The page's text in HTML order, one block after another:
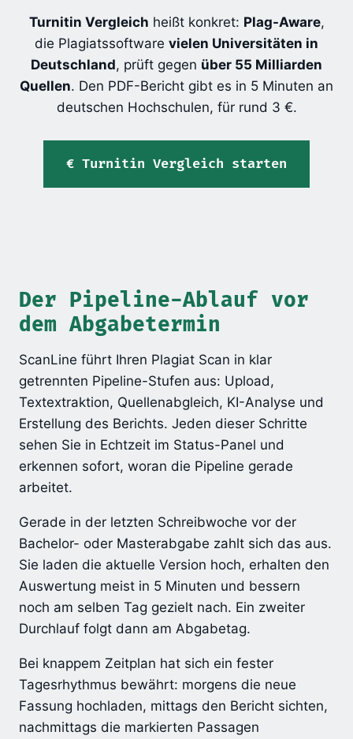
Turnitin Vergleich heißt konkret: Plag-Aware,
die Plagiatssoftware vielen Universitäten in
Deutschland, prüft gegen über 55 Milliarden
Quellen. Den PDF-Bericht gibt es in 5 Minuten an
deutschen Hochschulen, für rund 3 €.
Turnitin Vergleich starten
Der Pipeline-Ablauf vor
dem Abgabetermin
ScanLine führt Ihren Plagiat Scan in klar
getrennten Pipeline-Stufen aus: Upload,
Textextraktion, Quellenabgleich, KI-Analyse und
Erstellung des Berichts. Jeden dieser Schritte
sehen Sie in Echtzeit im Status-Panel und
erkennen sofort, woran die Pipeline gerade
arbeitet.
Gerade in der letzten Schreibwoche vor der
Bachelor- oder Masterabgabe zahlt sich das aus.
Sie laden die aktuelle Version hoch, erhalten den
Auswertung meist in 5 Minuten und bessern
noch am selben Tag gezielt nach. Ein zweiter
Durchlauf folgt dann am Abgabetag.
Bei knappem Zeitplan hat sich ein fester
Tagesrhythmus bewährt: morgens die neue
Fassung hochladen, mittags den Bericht sichten,
nachmittags die markierten Passagen